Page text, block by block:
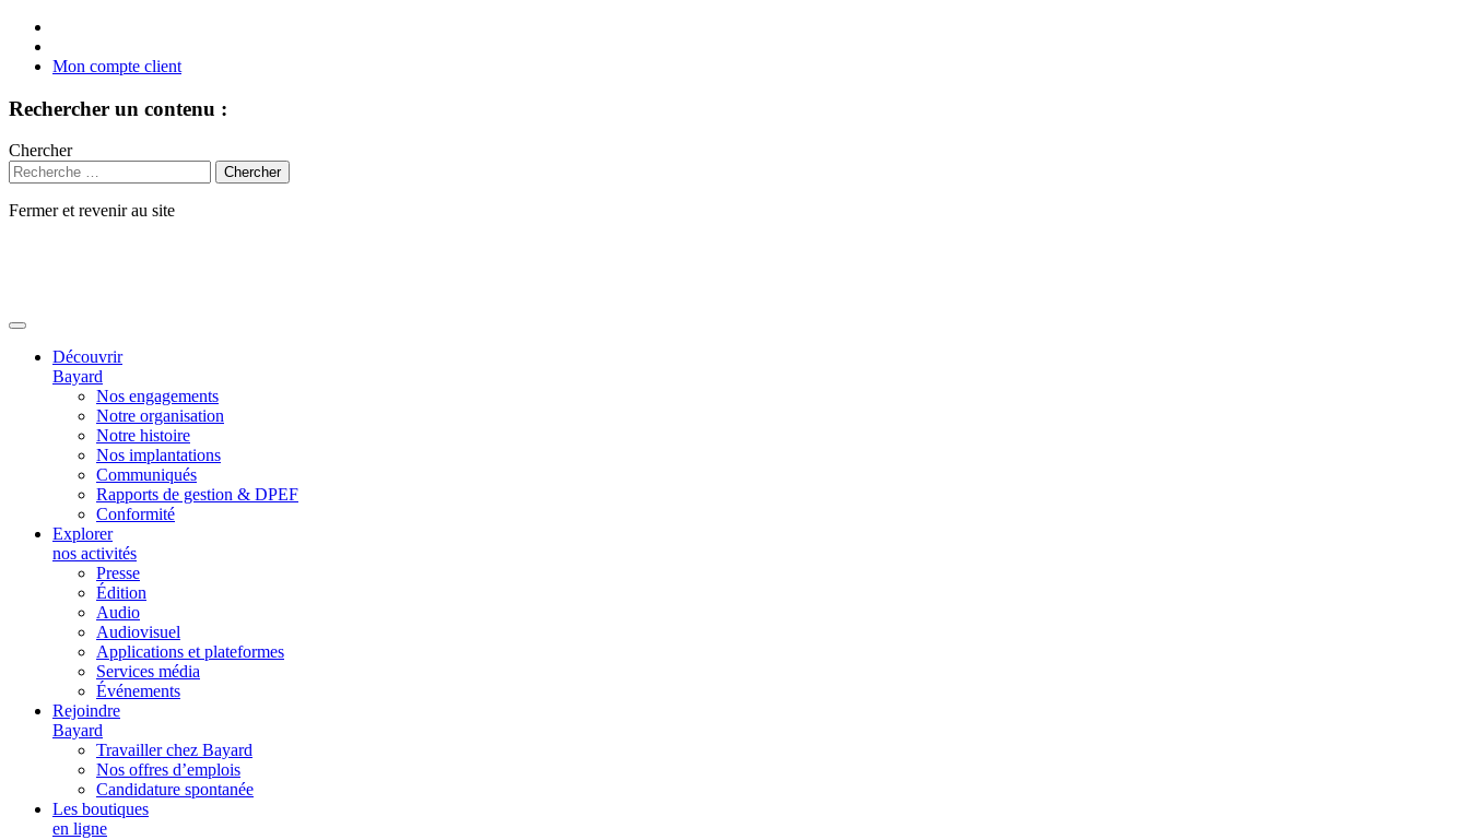
Mon compte client
Rechercher un contenu :
Chercher
Fermer et revenir au site
Découvrir
Bayard
Nos engagements
Notre organisation
Notre histoire
Nos implantations
Communiqués
Rapports de gestion & DPEF
Conformité
Explorer
nos activités
Presse
Édition
Audio
Audiovisuel
Applications et plateformes
Services média
Événements
Rejoindre
Bayard
Travailler chez Bayard
Nos offres d’emplois
Candidature spontanée
Les boutiques
en ligne